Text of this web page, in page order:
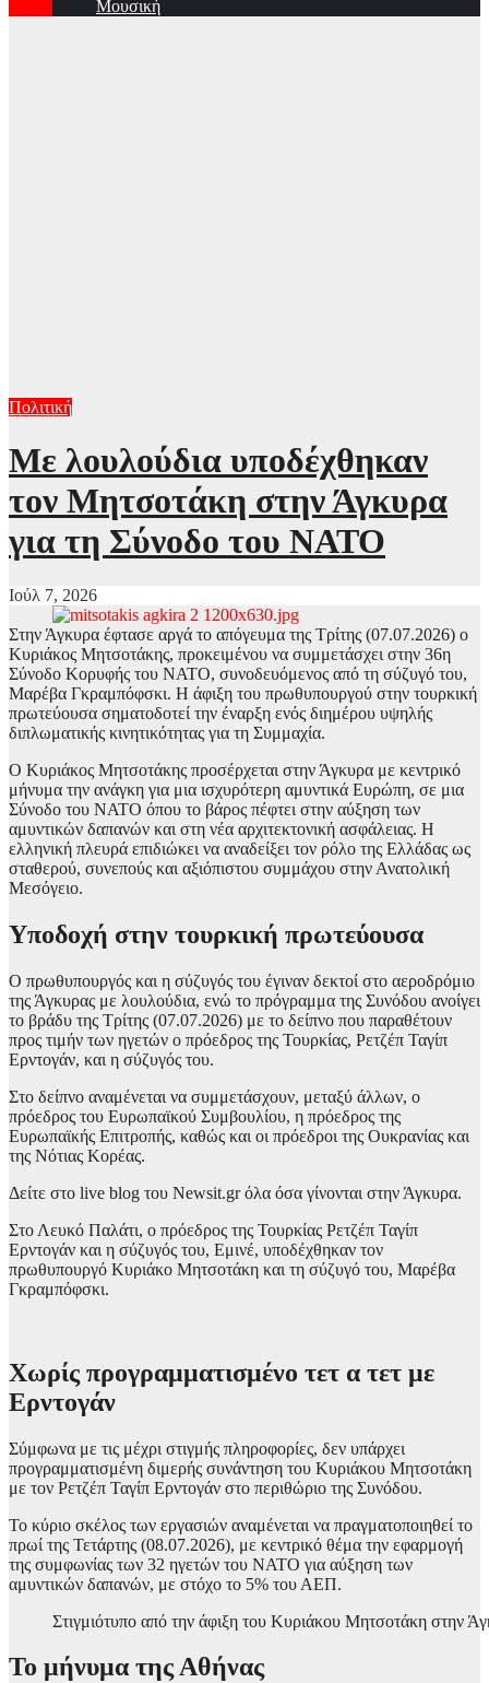
Μουσική
Πολιτική
Με λουλούδια υποδέχθηκαν
τον Μητσοτάκη στην Άγκυρα
για τη Σύνοδο του ΝΑΤΟ
Ιούλ 7, 2026
Στην Άγκυρα έφτασε αργά το απόγευμα της Τρίτης (07.07.2026) ο
Κυριάκος Μητσοτάκης, προκειμένου να συμμετάσχει στην 36η
Σύνοδο Κορυφής του ΝΑΤΟ, συνοδευόμενος από τη σύζυγό του,
Μαρέβα Γκραμπόφσκι. Η άφιξη του πρωθυπουργού στην τουρκική
πρωτεύουσα σηματοδοτεί την έναρξη ενός διημέρου υψηλής
διπλωματικής κινητικότητας για τη Συμμαχία.
Ο Κυριάκος Μητσοτάκης προσέρχεται στην Άγκυρα με κεντρικό
μήνυμα την ανάγκη για μια ισχυρότερη αμυντικά Ευρώπη, σε μια
Σύνοδο του ΝΑΤΟ όπου το βάρος πέφτει στην αύξηση των
αμυντικών δαπανών και στη νέα αρχιτεκτονική ασφάλειας. Η
ελληνική πλευρά επιδιώκει να αναδείξει τον ρόλο της Ελλάδας ως
σταθερού, συνεπούς και αξιόπιστου συμμάχου στην Ανατολική
Μεσόγειο.
Υποδοχή στην τουρκική πρωτεύουσα
Ο πρωθυπουργός και η σύζυγός του έγιναν δεκτοί στο αεροδρόμιο
της Άγκυρας με λουλούδια, ενώ το πρόγραμμα της Συνόδου ανοίγει
το βράδυ της Τρίτης (07.07.2026) με το δείπνο που παραθέτουν
προς τιμήν των ηγετών ο πρόεδρος της Τουρκίας, Ρετζέπ Ταγίπ
Ερντογάν, και η σύζυγός του.
Στο δείπνο αναμένεται να συμμετάσχουν, μεταξύ άλλων, ο
πρόεδρος του Ευρωπαϊκού Συμβουλίου, η πρόεδρος της
Ευρωπαϊκής Επιτροπής, καθώς και οι πρόεδροι της Ουκρανίας και
της Νότιας Κορέας.
Δείτε στο live blog του Newsit.gr όλα όσα γίνονται στην Άγκυρα.
Στο Λευκό Παλάτι, ο πρόεδρος της Τουρκίας Ρετζέπ Ταγίπ
Ερντογάν και η σύζυγός του, Εμινέ, υποδέχθηκαν τον
πρωθυπουργό Κυριάκο Μητσοτάκη και τη σύζυγό του, Μαρέβα
Γκραμπόφσκι.
Χωρίς προγραμματισμένο τετ α τετ με
Ερντογάν
Σύμφωνα με τις μέχρι στιγμής πληροφορίες, δεν υπάρχει
προγραμματισμένη διμερής συνάντηση του Κυριάκου Μητσοτάκη
με τον Ρετζέπ Ταγίπ Ερντογάν στο περιθώριο της Συνόδου.
Το κύριο σκέλος των εργασιών αναμένεται να πραγματοποιηθεί το
πρωί της Τετάρτης (08.07.2026), με κεντρικό θέμα την εφαρμογή
της συμφωνίας των 32 ηγετών του ΝΑΤΟ για αύξηση των
αμυντικών δαπανών, με στόχο το 5% του ΑΕΠ.
Στιγμιότυπο από την άφιξη του Κυριάκου Μητσοτάκη
Το μήνυμα της Αθήνας